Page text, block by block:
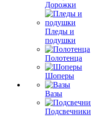
Дорожки
Пледы и
подушки
Полотенца
Шоперы
Вазы
Подсвечники